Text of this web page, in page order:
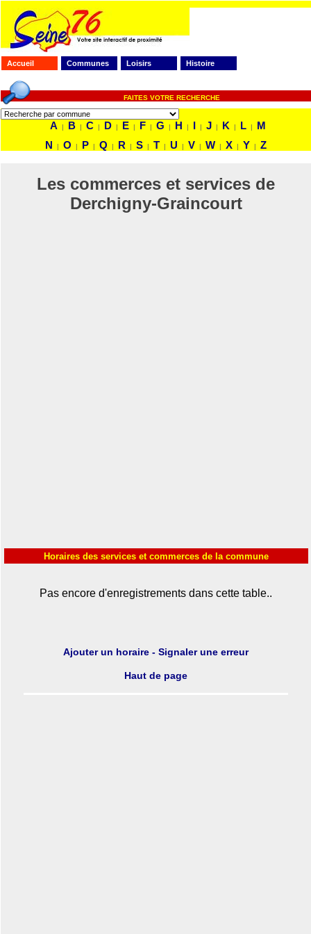
Accueil Communes Loisirs Histoire
FAITES VOTRE RECHERCHE
A | B | C | D | E | F | G | H | I | J | K | L |
M
N
| O | P | Q | R | S | T | U | V | W | X | Y | Z
Les commerces et services de
Derchigny-Graincourt
Horaires des services et commerces de la commune
Pas encore d'enregistrements dans cette table..
Ajouter un horaire - Signaler une erreur
Haut de page